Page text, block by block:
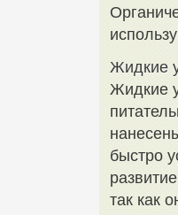
Жидкие
Жидкие
быстро
так как